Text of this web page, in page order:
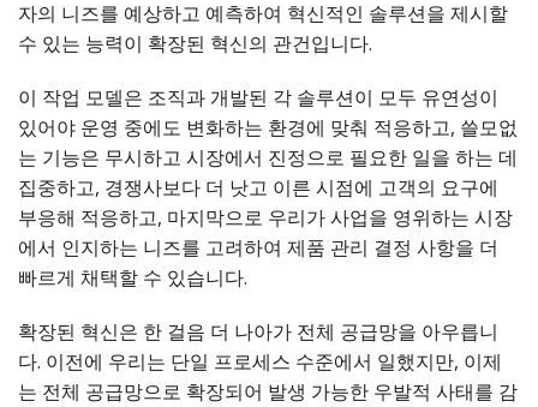
자의 니즈를 예상하고 예측하여 혁신적인 솔루션을 제시할
수 있는 능력이 확장된 혁신의 관건입니다.
이 작업 모델은 조직과 개발된 각 솔루션이 모두 유연성이
있어야 운영 중에도 변화하는 환경에 맞춰 적응하고, 쓸모없
는 기능은 무시하고 시장에서 진정으로 필요한 일을 하는 데
집중하고, 경쟁사보다 더 낫고 이른 시점에 고객의 요구에
부응해 적응하고, 마지막으로 우리가 사업을 영위하는 시장
에서 인지하는 니즈를 고려하여 제품 관리 결정 사항을 더
빠르게 채택할 수 있습니다.
확장된 혁신은 한 걸음 더 나아가 전체 공급망을 아우릅니
다. 이전에 우리는 단일 프로세스 수준에서 일했지만, 이제
는 전체 공급망으로 확장되어 발생 가능한 우발적 사태를 감